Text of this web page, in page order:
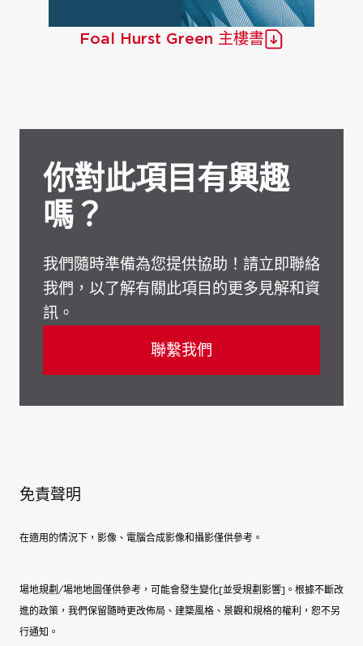
Foal Hurst Green 主樓書
你對此項目有興趣
嗎？
我們隨時準備為您提供協助！請立即聯絡
我們，以了解有關此項目的更多見解和資
訊。
聯繫我們
免責聲明
在適用的情況下，影像、電腦合成影像和攝影僅供參考。
場地規劃/場地地圖僅供參考，可能會發生變化[並受規劃影響]。根據不斷改
進的政策，我們保留隨時更改佈局、建築風格、景觀和規格的權利，恕不另
行通知。